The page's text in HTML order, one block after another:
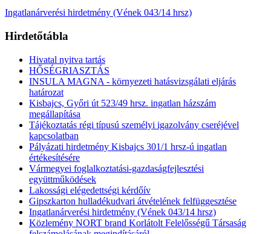
Ingatlanárverési hirdetmény (Vének 043/14 hrsz)
Hirdetőtábla
Hivatal nyitva tartás
HŐSÉGRIASZTÁS
INSULA MAGNA - környezeti hatásvizsgálati eljárás
határozat
Kisbajcs, Győri út 523/49 hrsz. ingatlan házszám
megállapítása
Tájékoztatás régi típusú személyi igazolvány cseréjével
kapcsolatban
Pályázati hirdetmény Kisbajcs 301/1 hrsz-ú ingatlan
értékesítésére
Vármegyei foglalkoztatási-gazdaságfejlesztési
együttműködések
Lakossági elégedettségi kérdőív
Gipszkarton hulladékudvari átvételének felfüggesztése
Ingatlanárverési hirdetmény (Vének 043/14 hrsz)
Közlemény NORT brand Korlátolt Felelősségű Társaság